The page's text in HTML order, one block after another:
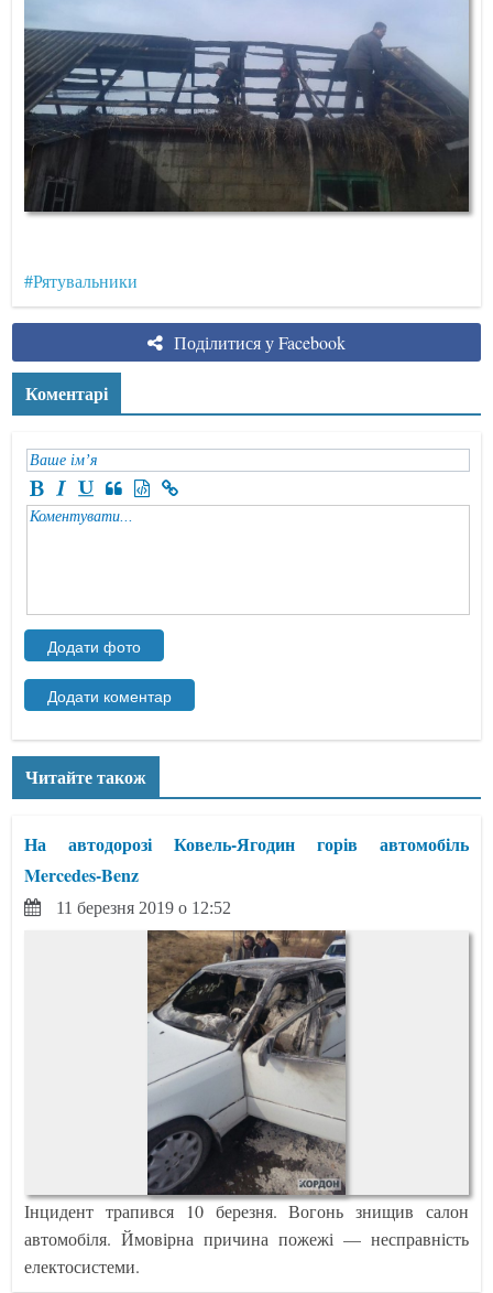
#Рятувальники
Поділитися у Facebook
Коментарі
Читайте також
На автодорозі Ковель-Ягодин горів автомобіль
Mercedes-Benz
11 березня 2019 о 12:52
Інцидент трапився 10 березня. Вогонь знищив салон
автомобіля. Ймовірна причина пожежі — несправність
електосистеми.